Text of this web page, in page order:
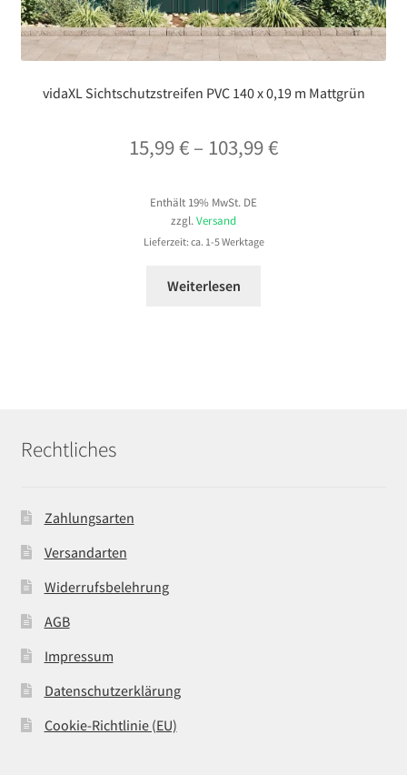
vidaXL Sichtschutzstreifen PVC 140 x 0,19 m Mattgrün
15,99€ – 103,99€Preisspanne:
Enthält 19% MwSt. DE
zzgl. Versand
Lieferzeit: ca. 1-5 Werktage
Weiterlesen
Rechtliches
Zahlungsarten
Versandarten
Widerrufsbelehrung
AGB
Impressum
Datenschutzerklärung
Cookie-Richtlinie (EU)